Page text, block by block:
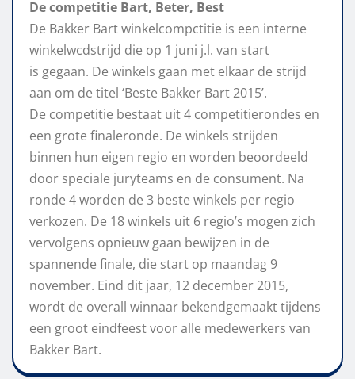
De competitie Bart, Beter, Best
De Bakker Bart winkelcompctitie is een interne
winkelwcdstrijd die op 1 juni j.l. van start
is gegaan. De winkels gaan met elkaar de strijd
aan om de titel ‘Beste Bakker Bart 2015’.
De competitie bestaat uit 4 competitierondes en
een grote finaleronde. De winkels strijden
binnen hun eigen regio en worden beoordeeld
door speciale juryteams en de consument. Na
ronde 4 worden de 3 beste winkels per regio
verkozen. De 18 winkels uit 6 regio’s mogen zich
vervolgens opnieuw gaan bewijzen in de
spannende finale, die start op maandag 9
november. Eind dit jaar, 12 december 2015,
wordt de overall winnaar bekendgemaakt tijdens
een groot eindfeest voor alle medewerkers van
Bakker Bart.